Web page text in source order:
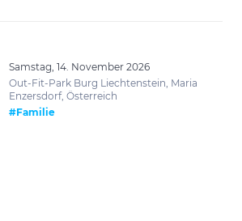
Samstag, 14. November 2026
Out-Fit-Park Burg Liechtenstein, Maria
Enzersdorf, Österreich
#Familie